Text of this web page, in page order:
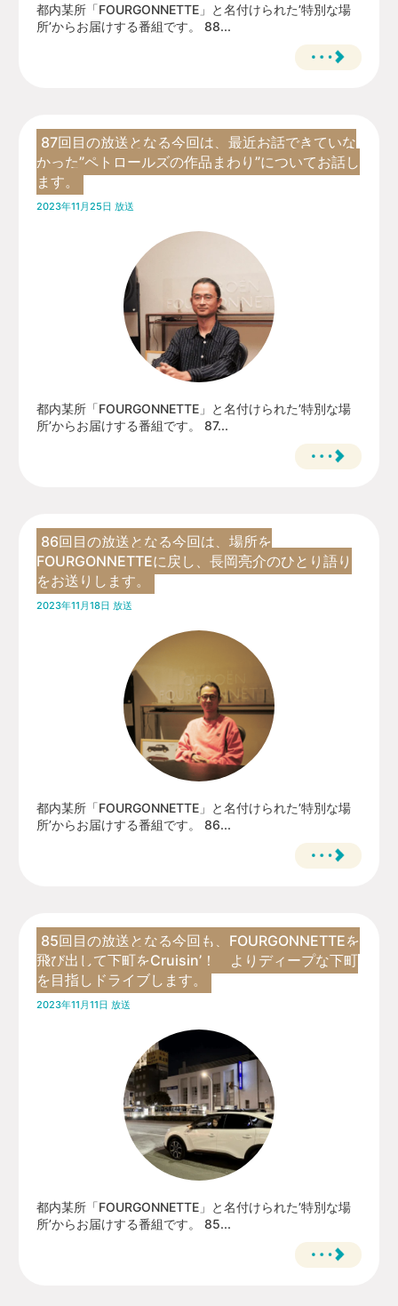
都内某所「FOURGONNETTE」と名付けられた’特別な場
所’からお届けする番組です。 88...
87回目の放送となる今回は、最近お話できていな
かった”ペトロールズの作品まわり”についてお話し
ます。
2023年11月25日 放送
都内某所「FOURGONNETTE」と名付けられた’特別な場
所’からお届けする番組です。 87...
86回目の放送となる今回は、場所を
FOURGONNETTEに戻し、長岡亮介のひとり語り
をお送りします。
2023年11月18日 放送
都内某所「FOURGONNETTE」と名付けられた’特別な場
所’からお届けする番組です。 86...
85回目の放送となる今回も、FOURGONNETTEを
飛び出して下町をCruisin’！ よりディープな下町
を目指しドライブします。
2023年11月11日 放送
都内某所「FOURGONNETTE」と名付けられた’特別な場
所’からお届けする番組です。 85...